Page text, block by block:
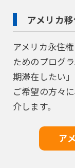
アメリカ
アメリカ永住
ためのプログ
期滞在したい
ご希望の方々
介します。
ア